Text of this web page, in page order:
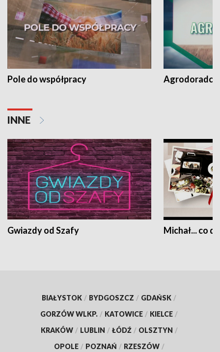
Pole do współpracy Agrodoradcy
INNE
Gwiazdy od Szafy Michał... co
BIAŁYSTOK / BYDGOSZCZ / GDAŃSK /
GORZÓW WLKP. / KATOWICE / KIELCE /
KRAKÓW / LUBLIN / ŁÓDŹ / OLSZTYN /
OPOLE / POZNAŃ / RZESZÓW /